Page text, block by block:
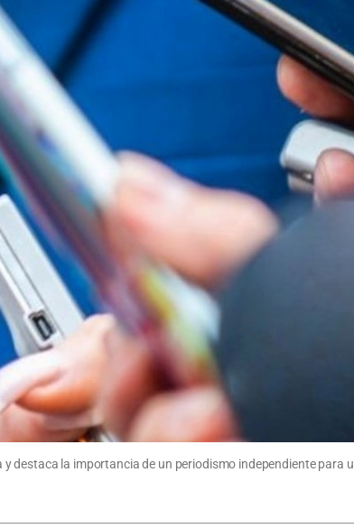
destaca la importancia de un periodismo independiente para